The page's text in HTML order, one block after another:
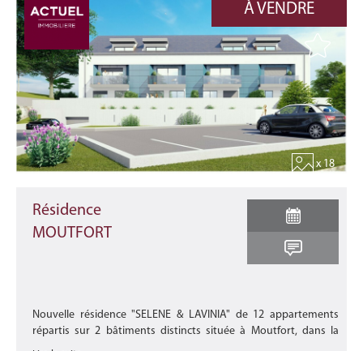
À VENDRE
x 18
Résidence
MOUTFORT
Nouvelle résidence "SELENE & LAVINIA" de 12 appartements
répartis sur 2 bâtiments distincts située à Moutfort, dans la
Commune de Contern.